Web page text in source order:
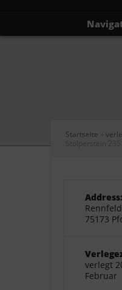
Startseite »
Stolperstein 235
Address:
75173
verlegt
Februar